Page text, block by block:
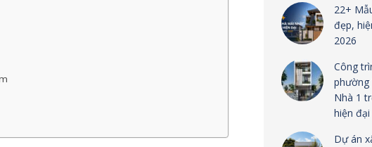
22+
đẹp,
2026
Công
phường
Nhà 1
hiện
Dự án